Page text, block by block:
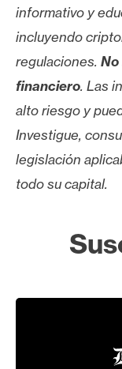
informativo y
incluyendo
regulaciones. No
financiero. Las
alto riesgo y
Investigue,
legislación
todo su capital.